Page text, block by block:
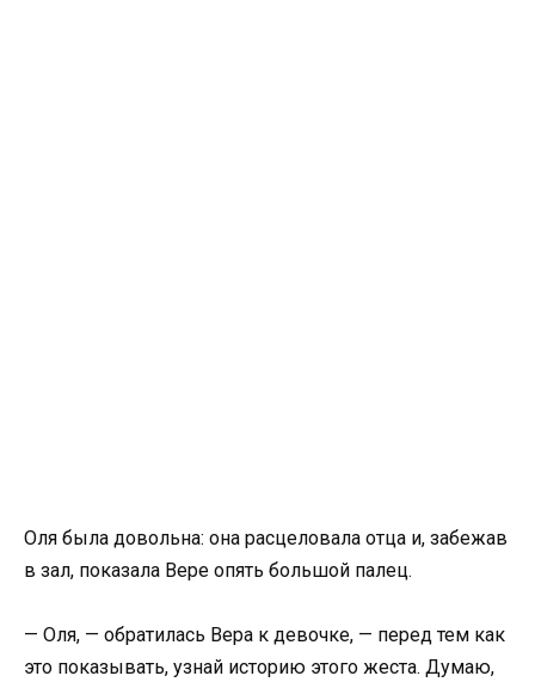
Оля была довольна: она расцеловала отца и, забежав
в зал, показала Вере опять большой палец.
— Оля, — обратилась Вера к девочке, — перед тем как
это показывать, узнай историю этого жеста. Думаю,